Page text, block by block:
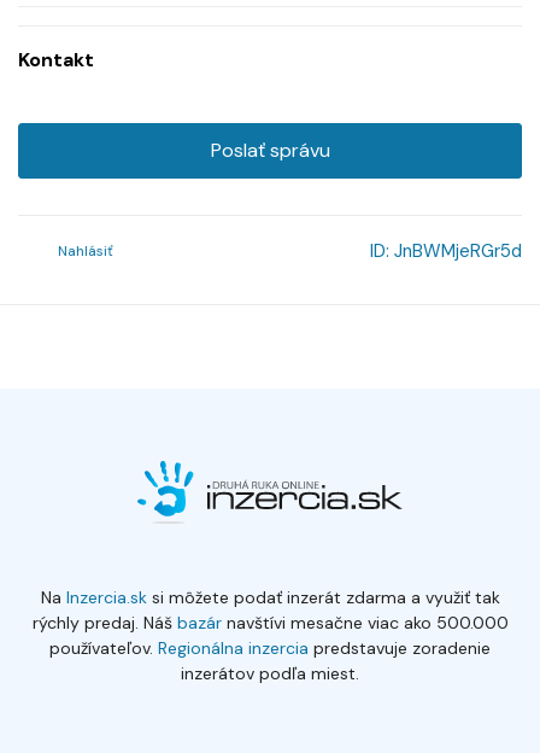
Kontakt
Poslať správu
Nahlásiť ID: JnBWMjeRGr5d
Na Inzercia.sksi môžete podať inzerát zdarma a využiť tak
rýchly predaj. Náš bazárnavštívi mesačne viac ako 500.000
používateľov. Regionálna inzercia predstavuje zoradenie
inzerátov podľa miest.